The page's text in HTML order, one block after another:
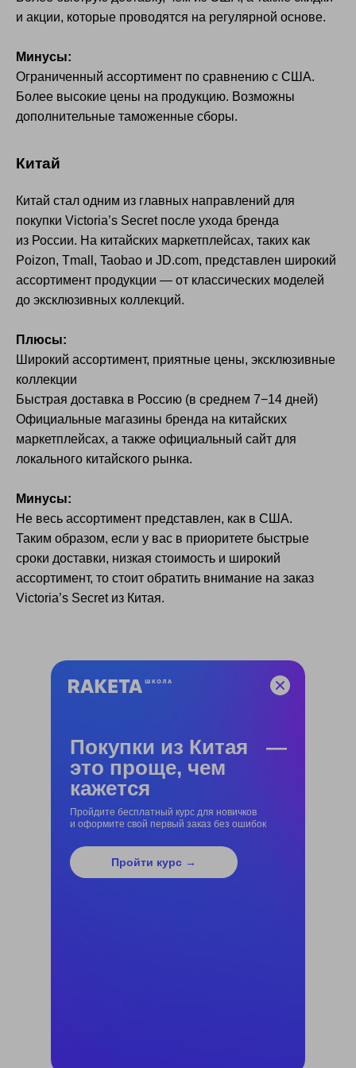
и акции, которые проводятся на регулярной основе.
Минусы:
Ограниченный ассортимент по сравнению с США.
Более высокие цены на продукцию. Возможны
дополнительные таможенные сборы.
Китай
Китай стал одним из главных направлений для
покупки Victoria’s Secret после ухода бренда
из России. На китайских маркетплейсах, таких как
Poizon, Tmall, Taobao и JD.com, представлен широкий
ассортимент продукции — от классических моделей
до эксклюзивных коллекций.
Плюсы:
Широкий ассортимент, приятные цены, эксклюзивные
коллекции
Быстрая доставка в Россию (в среднем 7−14 дней)
Официальные магазины бренда на китайских
маркетплейсах, а также официальный сайт для
локального китайского рынка.
Минусы:
Не весь ассортимент представлен, как в США.
Таким образом, если у вас в приоритете быстрые
сроки доставки, низкая стоимость и широкий
ассортимент, то стоит обратить внимание на заказ
Victoria’s Secret из Китая.
Покупки из Китая —
это проще, чем
кажется
Пройдите бесплатный курс для новичков
и оформите свой первый заказ без ошибок
Пройти курс →